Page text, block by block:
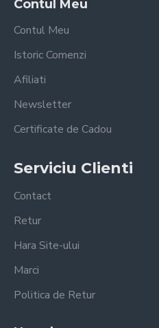
Contul Meu
Contul Meu
Istoric Comenzi
Afiliati
Newsletter
Certificate de Cadou
Serviciu Clienti
Contact
Retur
Hara Site-ului
Marci
Politica de Retur